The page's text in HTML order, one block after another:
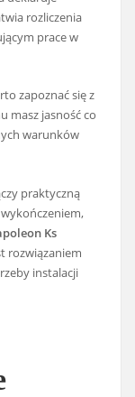
rozliczenia
prace w
zapoznać się z
masz jasność co
warunków
praktyczną
Ks
rozwiązaniem
instalacji